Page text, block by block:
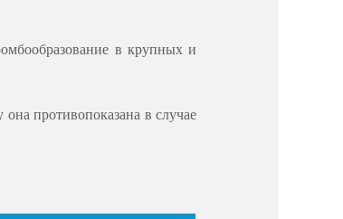
в крупных и
противопоказана в случае